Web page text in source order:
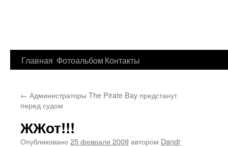
Перейти
содержимому
Главная Фотоальбом Контакты
← Администраторы The Pirate Bay предстанут
перед судом
ЖЖот!!!
Опубликовано 25 февраля 2009автором Dandr